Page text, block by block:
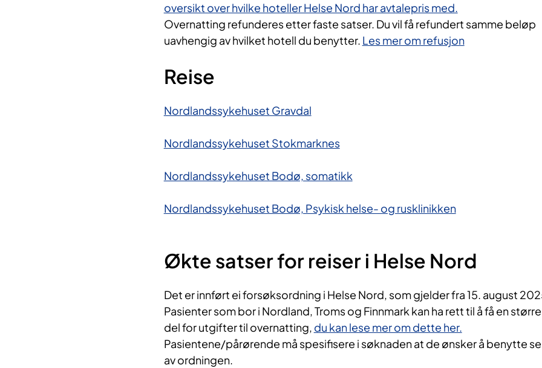
oversikt over hvilke hoteller Helse Nord har avtalepris med.
Overnatting refunderes etter faste satser. Du vil få refundert samme beløp
uavhengig av hvilket hotell du benytter. Les mer om refusjon
Reise
Nordlandssykehuset Gravdal
Nordlandssykehuset Stokmarknes
Nordlandssykehuset Bodø, somatikk
Nordlandssykehuset Bodø, Psykisk helse- og rus​klinikken
Økte satser for reiser i Helse Nord
Det er innført ei forsøksordning i Helse Nord, som gjelder fra 15. august
Pasienter som bor i Nordland, Troms og Finnmark kan ha rett til å få en større
del for utgifter til overnatting, du kan lese mer om dette her.
Pasientene/pårørende må spesifisere i søknaden at de ønsker å benytte
av ordningen.